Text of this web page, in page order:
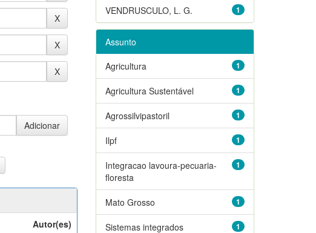
Autor(es)
1
VENDRUSCULO, L. G.
Assunto
1
Agricultura
1
Agricultura Sustentável
1
Agrossilvipastoril
1
Ilpf
1
Integracao lavoura-pecuaria-
floresta
1
Mato Grosso
1
Sistemas integrados